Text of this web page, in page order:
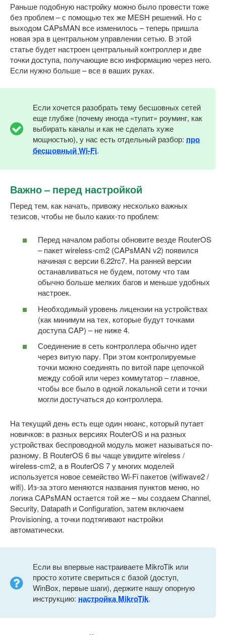
Раньше подобную настройку можно было провести тоже
без проблем – с помощью тех же MESH решений. Но с
выходом CAPsMAN все изменилось – теперь пришла
новая эра в центральном управлении сетью. В этой
статье будет настроен центральный контроллер и две
точки доступа, получающие всю информацию через него.
Если нужно больше – все в ваших руках.
Если хочется разобрать тему бесшовных сетей
еще глубже (почему иногда «тупит» роуминг, как
выбирать каналы и как не сделать хуже
мощностью), у нас есть отдельный разбор: про
бесшовный Wi-Fi.
Важно – перед настройкой
Перед тем, как начать, привожу несколько важных
тезисов, чтобы не было каких-то проблем:
Перед началом работы обновите везде RouterOS
– пакет wireless-cm2 (CAPsMAN v2) появился
начиная с версии 6.22rc7. На ранней версии
останавливаться не будем, потому что там
обычно больше мелких багов и меньше удобных
настроек.
Необходимый уровень лицензии на устройствах
(как минимум на тех, которые будут точками
доступа CAP) – не ниже 4.
Соединение в сеть контроллера обычно идет
через витую пару. При этом контролируемые
точки можно соединять по витой паре цепочкой
между собой или через коммутатор – главное,
чтобы все было в одной локальной сети и точки
могли достучаться до контроллера.
На текущий день есть еще один нюанс, который путает
новичков: в разных версиях RouterOS и на разных
устройствах беспроводной модуль может называться по-
разному. В RouterOS 6 вы чаще увидите wireless /
wireless-cm2, а в RouterOS 7 у многих моделей
используется новое семейство Wi-Fi пакетов (wifiwave2 /
wifi). Из-за этого меняются названия пунктов меню, но
логика CAPsMAN остается той же – мы создаем Channel,
Security, Datapath и Configuration, затем включаем
Provisioning, а точки подтягивают настройки
автоматически.
Если вы впервые настраиваете MikroTik или
просто хотите свериться с базой (доступ,
WinBox, первые шаги), держите нашу опорную
инструкцию: настройка MikroTik.